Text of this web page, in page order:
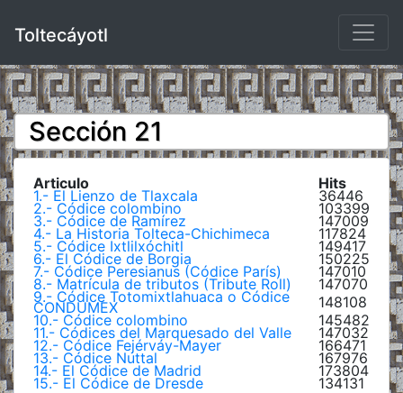
Toltecáyotl
Sección 21
Articulo Hits
1.- El Lienzo de Tlaxcala 36446
2.- Códice colombino 103399
3.- Códice de Ramírez 147009
4.- La Historia Tolteca-Chichimeca 117824
5.- Códice Ixtlilxóchitl 149417
6.- El Códice de Borgia 150225
7.- Códice Peresianus (Códice París) 147010
8.- Matrícula de tributos (Tribute Roll) 147070
9.- Códice Totomixtlahuaca o Códice
CONDUMEX
148108
10.- Códice colombino
145482
11.- Códices del Marquesado del Valle 147032
12.- Códice Fejérváy-Mayer 166471
13.- Códice Nuttal 167976
14.- El Códice de Madrid 173804
15.- El Códice de Dresde 134131